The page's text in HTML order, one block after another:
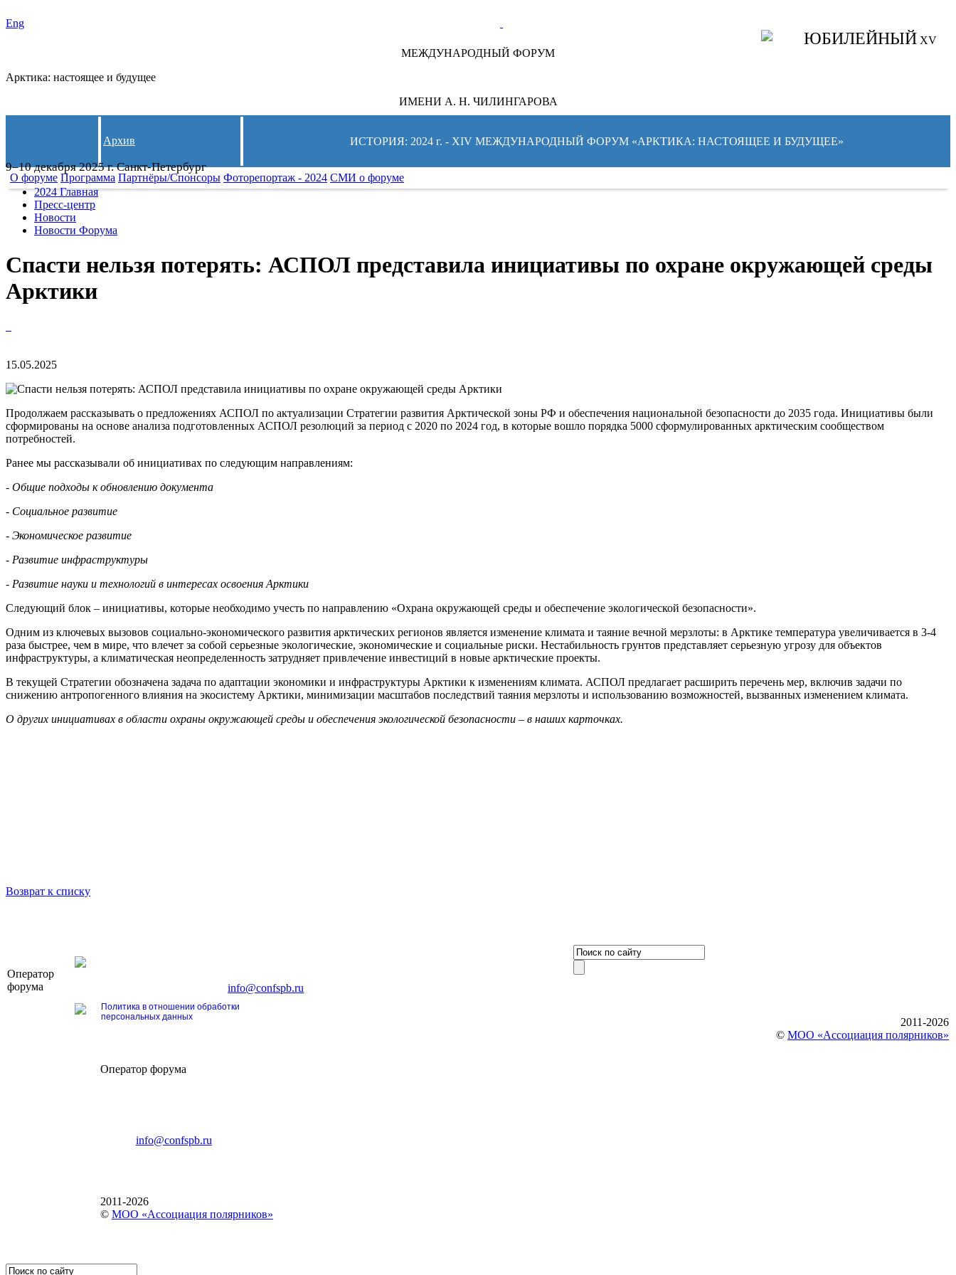
Eng
ЮБИЛЕЙНЫЙ XV
МЕЖДУНАРОДНЫЙ ФОРУМ
Арктика: настоящее и будущее
ИМЕНИ А. Н. ЧИЛИНГАРОВА
9–10 декабря 2025 г. Санкт-Петербург
Архив ИСТОРИЯ: 2024 г. - XIV МЕЖДУНАРОДНЫЙ ФОРУМ «АРКТИКА: НАСТОЯЩЕЕ И БУДУЩЕЕ»
О форуме Программа Партнёры/Спонсоры Фоторепортаж - 2024 СМИ о форуме
2024 Главная
Пресс-центр
Новости
Новости Форума
Спасти нельзя потерять: АСПОЛ представила инициативы по охране окружающей среды
Арктики
15.05.2025
Продолжаем рассказывать о предложениях АСПОЛ по актуализации Стратегии развития Арктической зоны РФ и обеспечения национальной безопасности до 2035 года. Инициативы были
сформированы на основе анализа подготовленных АСПОЛ резолюций за период с 2020 по 2024 год, в которые вошло порядка 5000 сформулированных арктическим сообществом
потребностей.
Ранее мы рассказывали об инициативах по следующим направлениям:
- Общие подходы к обновлению документа
- Социальное развитие
- Экономическое развитие
- Развитие инфраструктуры
- Развитие науки и технологий в интересах освоения Арктики
Следующий блок – инициативы, которые необходимо учесть по направлению «Охрана окружающей среды и обеспечение экологической безопасности».
Одним из ключевых вызовов социально-экономического развития арктических регионов является изменение климата и таяние вечной мерзлоты: в Арктике температура увеличивается в 3-4
раза быстрее, чем в мире, что влечет за собой серьезные экологические, экономические и социальные риски. Нестабильность грунтов представляет серьезную угрозу для объектов
инфраструктуры, а климатическая неопределенность затрудняет привлечение инвестиций в новые арктические проекты.
В текущей Стратегии обозначена задача по адаптации экономики и инфраструктуры Арктики к изменениям климата. АСПОЛ предлагает расширить перечень мер, включив задачи по
снижению антропогенного влияния на экосистему Арктики, минимизации масштабов последствий таяния мерзлоты и использованию возможностей, вызванных изменением климата.
О других инициативах в области охраны окружающей среды и обеспечения экологической безопасности – в наших карточках.
Возврат к списку
Оператор
форума
Тел. +7 (812) 327-93-70, E-mail:info@confspb.ru
Политика в отношении обработки
персональных данных
2011-2026
© МОО «Ассоциация полярников»
Оператор форума
info@confspb.ru
2011-2026
© МОО «Ассоциация полярников»